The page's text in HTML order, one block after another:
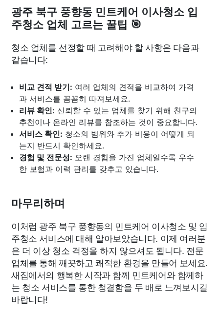
광주 북구 풍향동 민트케어 이사청소 입
주청소 업체 고르는 꿀팁 🎯
청소 업체를 선정할 때 고려해야 할 사항은 다음과
같습니다:
비교 견적 받기: 여러 업체의 견적을 비교하여 가격
과 서비스를 꼼꼼히 따져보세요.
리뷰 확인: 신뢰할 수 있는 업체를 찾기 위해 친구의
추천이나 온라인 리뷰를 참조하는 것이 중요합니다.
서비스 확인: 청소의 범위와 추가 비용이 어떻게 되
는지 반드시 확인하세요.
경험 및 전문성: 오랜 경험을 가진 업체일수록 우수
한 보험과 이력 관리를 갖추고 있습니다.
마무리하며
이처럼 광주 북구 풍향동의 민트케어 이사청소 및 입
주청소 서비스에 대해 알아보았습니다. 이제 여러분
은 더 이상 청소 걱정을 하지 않으셔도 됩니다. 전문
업체를 통해 깨끗하고 쾌적한 환경을 만들어 보세요.
새집에서의 행복한 시작과 함께 민트케어와 함께하
는 청소 서비스를 통한 청결함을 두 배로 느껴보시길
바랍니다!